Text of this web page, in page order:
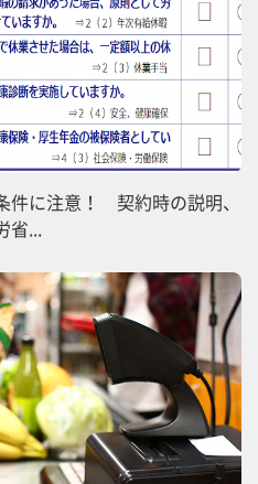
件に注意！ 契約時の説明、
省...